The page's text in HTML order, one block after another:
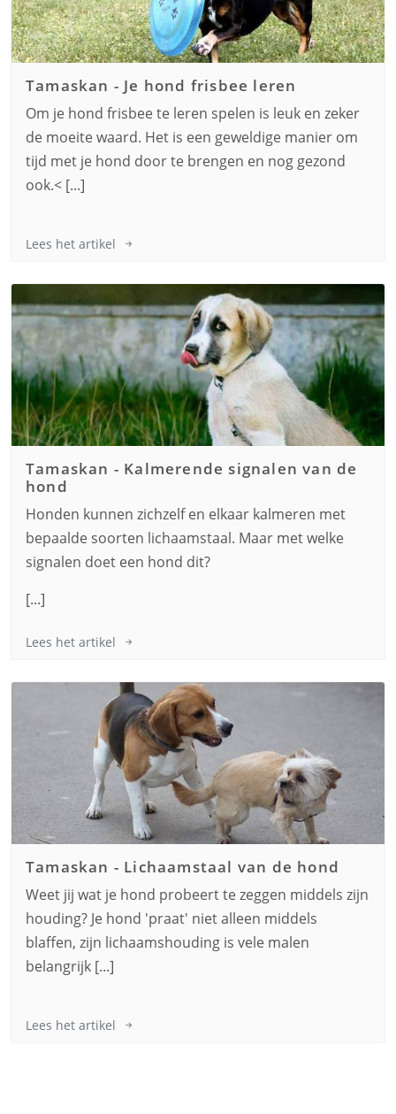
Tamaskan - Je hond frisbee leren
Om je hond frisbee te leren spelen is leuk en zeker
de moeite waard. Het is een geweldige manier om
tijd met je hond door te brengen en nog gezond
ook.< [...]
Lees het artikel
Tamaskan - Kalmerende signalen van de
hond
Honden kunnen zichzelf en elkaar kalmeren met
bepaalde soorten lichaamstaal. Maar met welke
signalen doet een hond dit?
[...]
Lees het artikel
Tamaskan - Lichaamstaal van de hond
Weet jij wat je hond probeert te zeggen middels zijn
houding? Je hond 'praat' niet alleen middels
blaffen, zijn lichaamshouding is vele malen
belangrijk [...]
Lees het artikel